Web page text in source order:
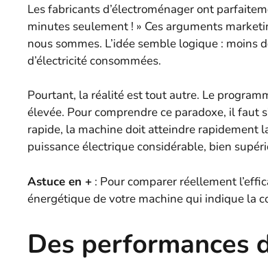
Les fabricants d’électroménager ont
minutes seulement ! » Ces arguments
nous sommes. L’idée semble logique :
d’électricité consommées.
Pourtant, la réalité est tout autre. Le
élevée. Pour comprendre ce paradoxe, il faut
rapide, la machine doit atteindre rapidement
puissance électrique considérable, bien
Astuce en + : Pour comparer réellement
énergétique de votre machine qui indique la
Des performances